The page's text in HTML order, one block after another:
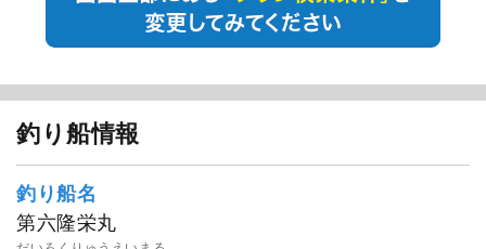
釣り船情報
釣り船名
第六隆栄丸